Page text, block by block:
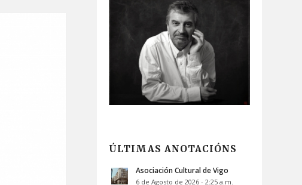
ÚLTIMAS ANOTACIÓNS
Asociación Cultural de Vigo
6 de Agosto de 2026 - 2:25 a.m.